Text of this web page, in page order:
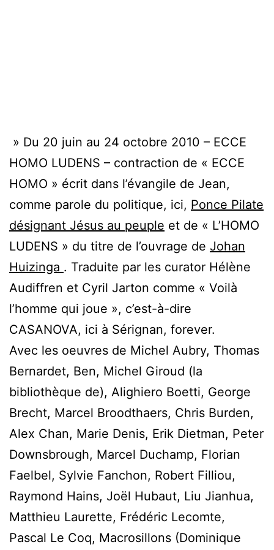
» Du 20 juin au 24 octobre 2010 – ECCE
HOMO LUDENS – contraction de « ECCE
HOMO » écrit dans l’évangile de Jean,
comme parole du politique, ici, Ponce Pilate
désignant Jésus au peuple et de « L’HOMO
LUDENS » du titre de l’ouvrage de Johan
Huizinga . Traduite par les curator Hélène
Audiffren et Cyril Jarton comme « Voilà
l’homme qui joue », c’est-à-dire
CASANOVA, ici à Sérignan, forever.
Avec les oeuvres de Michel Aubry, Thomas
Bernardet, Ben, Michel Giroud (la
bibliothèque de), Alighiero Boetti, George
Brecht, Marcel Broodthaers, Chris Burden,
Alex Chan, Marie Denis, Erik Dietman, Peter
Downsbrough, Marcel Duchamp, Florian
Faelbel, Sylvie Fanchon, Robert Filliou,
Raymond Hains, Joël Hubaut, Liu Jianhua,
Matthieu Laurette, Frédéric Lecomte,
Pascal Le Coq, Macrosillons (Dominique